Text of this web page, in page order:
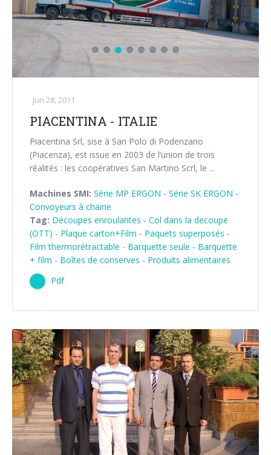
Jun 28, 2011
PIACENTINA - ITALIE
Piacentina Srl, sise à San Polo di Podenzano
(Piacenza), est issue en 2003 de l’union de trois
réalités : les coopératives San Martino Scrl, le ...
Machines SMI: Série MP ERGON - Série SK ERGON -
Convoyeurs à chaine
Tag: Découpes enroulantes - Col dans la decoupe
(OTT) - Plaque carton+Film - Paquets superposés -
Film thermorétractable - Barquette seule - Barquette
+ film - Boîtes de conserves - Produits alimentaires
Pdf